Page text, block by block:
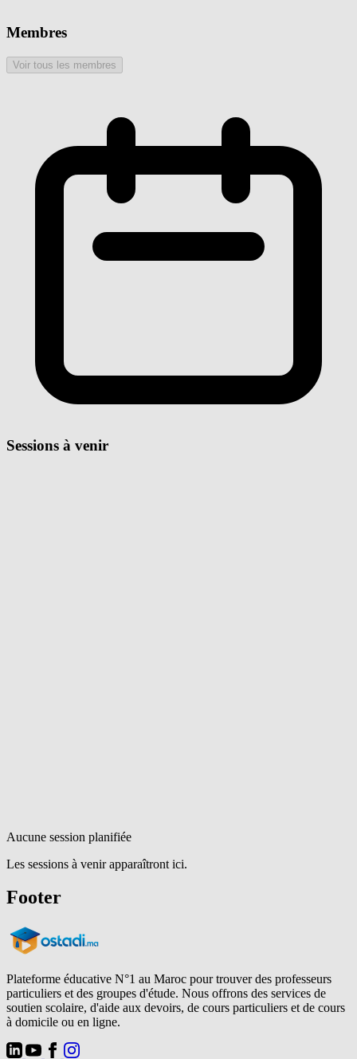
Membres
Voir tous les membres
Sessions à venir
Aucune session planifiée
Les sessions à venir apparaîtront ici.
Footer
Plateforme éducative N°1 au Maroc pour trouver des professeurs
particuliers et des groupes d'étude. Nous offrons des services de
soutien scolaire, d'aide aux devoirs, de cours particuliers et de cours
à domicile ou en ligne.